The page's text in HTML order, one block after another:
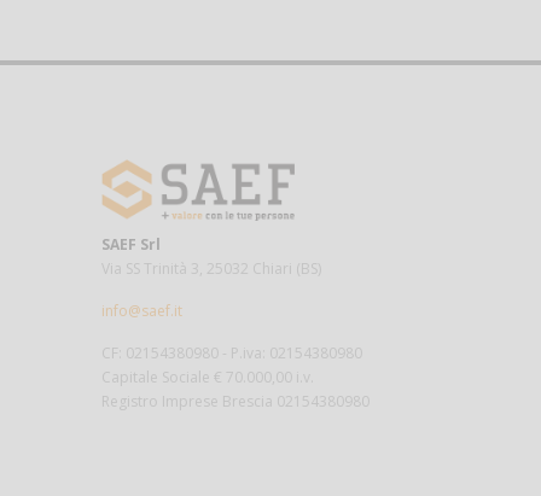
SAEF Srl
Via SS Trinità 3, 25032 Chiari (BS)
info@saef.it
CF: 02154380980 - P.iva: 02154380980
Capitale Sociale € 70.000,00 i.v.
Registro Imprese Brescia 02154380980